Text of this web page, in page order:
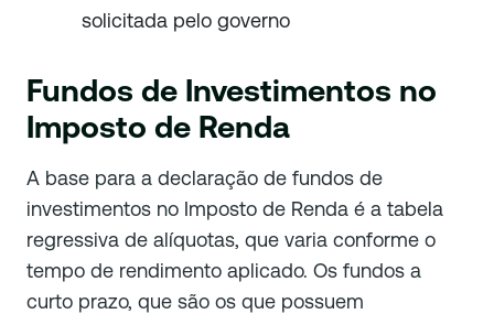
solicitada pelo governo
Fundos de Investimentos no
Imposto de Renda
A base para a declaração de fundos de
investimentos no Imposto de Renda é a tabela
regressiva de alíquotas, que varia conforme o
tempo de rendimento aplicado. Os fundos a
curto prazo, que são os que possuem